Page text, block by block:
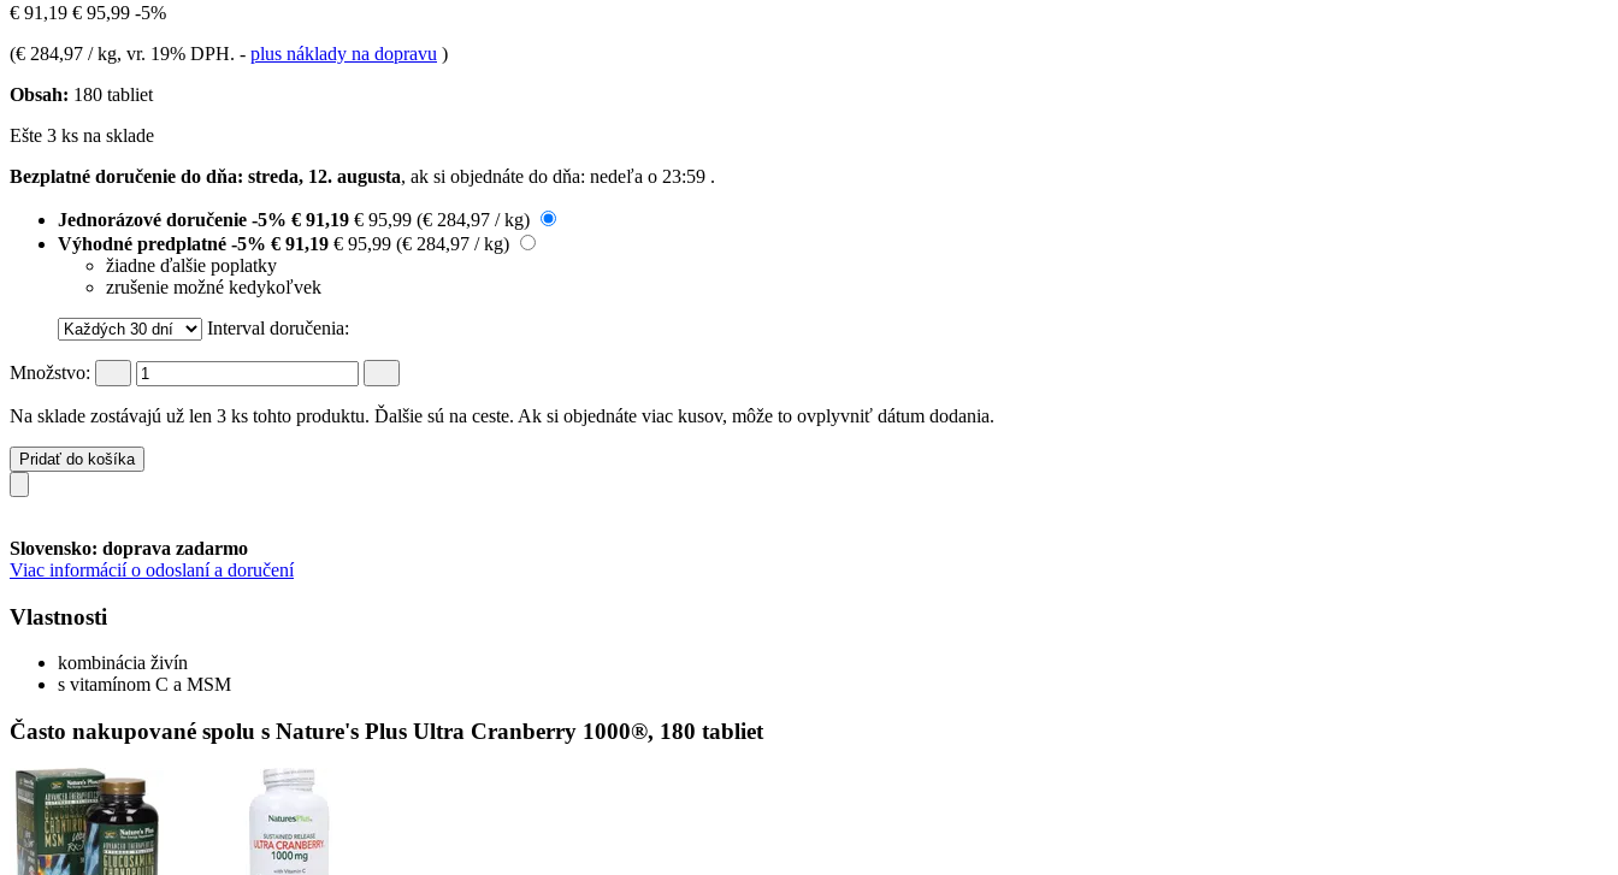
€ 91,19 € 95,99 -5%
(€ 284,97 / kg, vr. 19% DPH. - plus náklady na dopravu )
Obsah: 180 tabliet
Ešte 3 ks na sklade
Bezplatné doručenie do dňa: streda, 12. augusta, ak si objednáte do dňa: nedeľa o 23:59 .
Jednorázové doručenie -5% € 91,19 € 95,99 (€ 284,97 / kg)
Výhodné predplatné -5% € 91,19 € 95,99 (€ 284,97 / kg)
žiadne ďalšie poplatky
zrušenie možné kedykoľvek
Interval doručenia:
Množstvo:
Na sklade zostávajú už len 3 ks tohto produktu. Ďalšie sú na ceste. Ak si objednáte viac kusov, môže to ovplyvniť dátum dodania.
Pridať do košíka
Slovensko: doprava zadarmo
Viac informácií o odoslaní a doručení
Vlastnosti
kombinácia živín
s vitamínom C a MSM
Často nakupované spolu s Nature's Plus Ultra Cranberry 1000®, 180 tabliet